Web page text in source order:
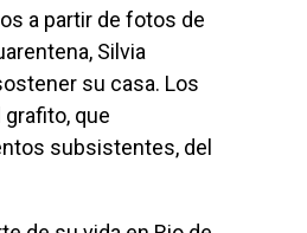
Silvia
su casa. Los
que
subsistentes, del